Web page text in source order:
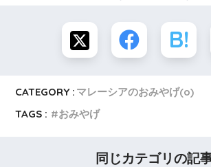
CATEGORY : マレーシアのおみやげ(o)
TAGS :
おみやげ
同じカテゴリの記